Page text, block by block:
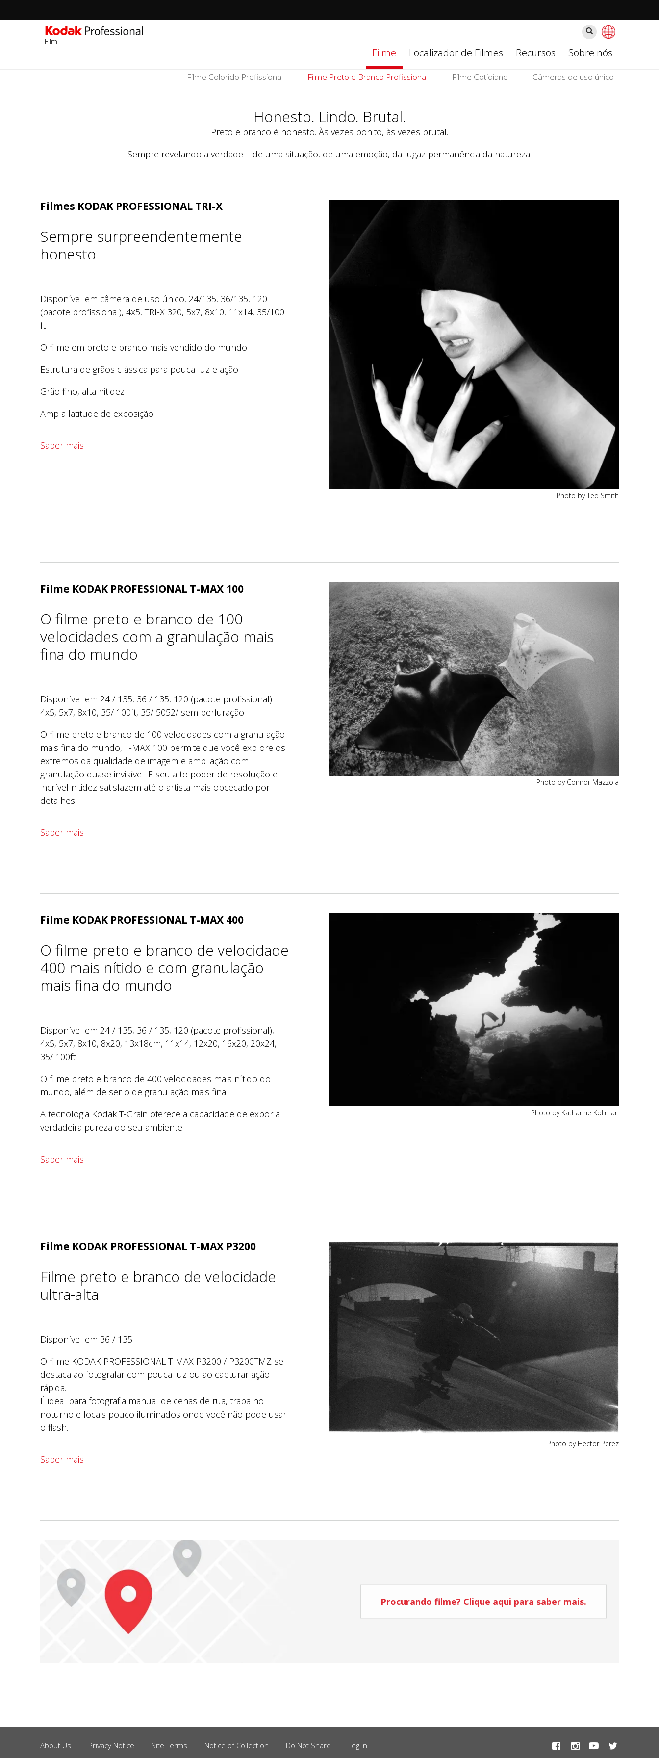
Pular
para
Film
-
2nd
Filme
Câmeras de uso único
Filme Cotidiano
Filme Preto e Branco Profissional
Filme Colorido Profissional
Localizador de Filmes Recursos Sobre nós
Buscar
Honesto. Lindo. Brutal.
Preto e branco é honesto. Às vezes bonito, às vezes brutal.
Sempre revelando a verdade – de uma situação, de uma emoção, da fugaz permanência da natureza.
Photo by Ted Smith
Filmes KODAK PROFESSIONAL TRI-X
Sempre surpreendentemente
honesto
Disponível em câmera de uso único, 24/135, 36/135, 120
(pacote profissional), 4x5, TRI-X 320, 5x7, 8x10, 11x14, 35/100
ft
O filme em preto e branco mais vendido do mundo
Estrutura de grãos clássica para pouca luz e ação
Grão fino, alta nitidez
Ampla latitude de exposição
Saber mais
Photo by Connor Mazzola
Filme KODAK PROFESSIONAL T-MAX 100
O filme preto e branco de 100
velocidades com a granulação mais
fina do mundo
Disponível em 24 / 135, 36 / 135, 120 (pacote profissional)
4x5, 5x7, 8x10, 35/ 100ft, 35/ 5052/ sem perfuração
O filme preto e branco de 100 velocidades com a granulação
mais fina do mundo, T-MAX 100 permite que você explore os
extremos da qualidade de imagem e ampliação com
granulação quase invisível. E seu alto poder de resolução e
incrível nitidez satisfazem até o artista mais obcecado por
detalhes.
Saber mais
Photo by Katharine Kollman
Filme KODAK PROFESSIONAL T-MAX 400
O filme preto e branco de velocidade
400 mais nítido e com granulação
mais fina do mundo
Disponível em 24 / 135, 36 / 135, 120 (pacote profissional),
4x5, 5x7, 8x10, 8x20, 13x18cm, 11x14, 12x20, 16x20, 20x24,
35/ 100ft
O filme preto e branco de 400 velocidades mais nítido do
mundo, além de ser o de granulação mais fina.
A tecnologia Kodak T-Grain oferece a capacidade de expor a
verdadeira pureza do seu ambiente.
Saber mais
Photo by Hector Perez
Filme KODAK PROFESSIONAL T-MAX P3200
Filme preto e branco de velocidade
ultra-alta
Disponível em 36 / 135
O filme KODAK PROFESSIONAL T-MAX P3200 / P3200TMZ se
destaca ao fotografar com pouca luz ou ao capturar ação
rápida.
É ideal para fotografia manual de cenas de rua, trabalho
noturno e locais pouco iluminados onde você não pode usar
o flash.
Saber mais
Procurando filme? Clique aqui para saber mais.
Footer
About Us Privacy Notice Site Terms Notice of Collection Do Not Share Log in